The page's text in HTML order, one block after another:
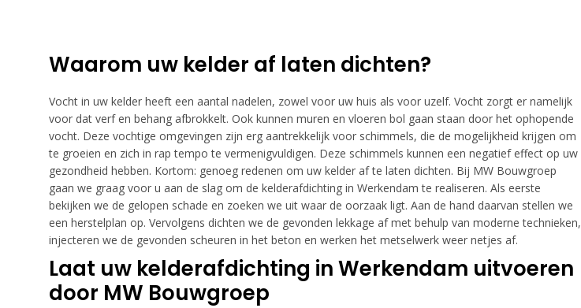
Waarom uw kelder af laten dichten?
Vocht in uw kelder heeft een aantal nadelen, zowel voor uw huis als voor uzelf. Vocht zorgt er namelijk
voor dat verf en behang afbrokkelt. Ook kunnen muren en vloeren bol gaan staan door het ophopende
vocht. Deze vochtige omgevingen zijn erg aantrekkelijk voor schimmels, die de mogelijkheid krijgen om
te groeien en zich in rap tempo te vermenigvuldigen. Deze schimmels kunnen een negatief effect op uw
gezondheid hebben. Kortom: genoeg redenen om uw kelder af te laten dichten. Bij MW Bouwgroep
gaan we graag voor u aan de slag om de kelderafdichting in Werkendam te realiseren. Als eerste
bekijken we de gelopen schade en zoeken we uit waar de oorzaak ligt. Aan de hand daarvan stellen we
een herstelplan op. Vervolgens dichten we de gevonden lekkage af met behulp van moderne technieken,
injecteren we de gevonden scheuren in het beton en werken het metselwerk weer netjes af.
Laat uw kelderafdichting in Werkendam uitvoeren
door MW Bouwgroep